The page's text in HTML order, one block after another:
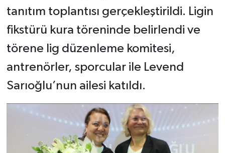
tanıtım toplantısı gerçekleştirildi. Ligin
fikstürü kura töreninde belirlendi ve
törene lig düzenleme komitesi,
antrenörler, sporcular ile Levend
Sarıoğlu’nun ailesi katıldı.